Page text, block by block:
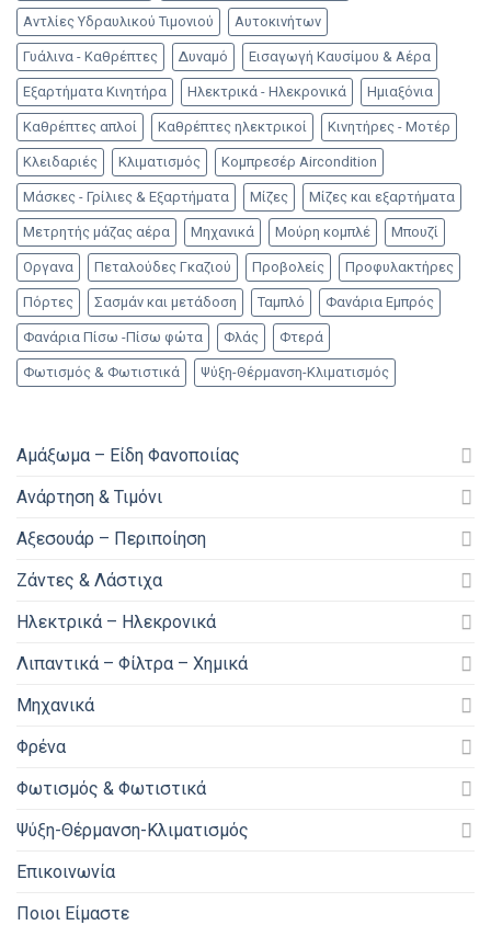
Αντλίες Υδραυλικού Τιμονιού Αυτοκινήτων
Γυάλινα - Καθρέπτες Δυναμό Εισαγωγή Καυσίμου & Αέρα
Εξαρτήματα Κινητήρα Ηλεκτρικά - Ηλεκρονικά Ημιαξόνια
Καθρέπτες απλοί Καθρέπτες ηλεκτρικοί Κινητήρες - Μοτέρ
Κλειδαριές Κλιματισμός Κομπρεσέρ Aircondition
Μάσκες - Γρίλιες & Εξαρτήματα Μίζες Μίζες και εξαρτήματα
Μετρητής μάζας αέρα Μηχανικά Μούρη κομπλέ Μπουζί
Οργανα Πεταλούδες Γκαζιού Προβολείς Προφυλακτήρες
Πόρτες Σασμάν και μετάδοση Ταμπλό Φανάρια Εμπρός
Φανάρια Πίσω -Πίσω φώτα Φλάς Φτερά
Φωτισμός & Φωτιστικά Ψύξη-Θέρμανση-Κλιματισμός
Αμάξωμα – Είδη Φανοποιίας
Ανάρτηση & Τιμόνι
Αξεσουάρ – Περιποίηση
Ζάντες & Λάστιχα
Ηλεκτρικά – Ηλεκρονικά
Λιπαντικά – Φίλτρα – Χημικά
Μηχανικά
Φρένα
Φωτισμός & Φωτιστικά
Ψύξη-Θέρμανση-Κλιματισμός
Επικοινωνία
Ποιοι Είμαστε